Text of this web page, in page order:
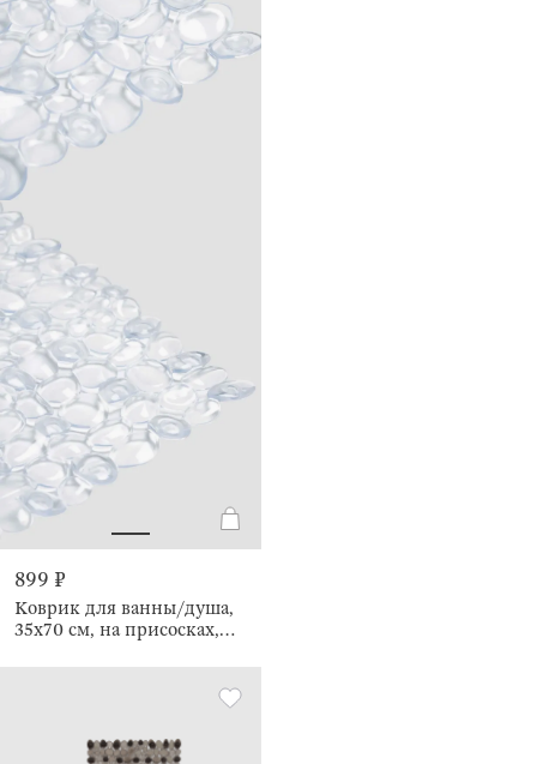
899 ₽
Коврик для ванны/душа,
35х70 см, на присосках,